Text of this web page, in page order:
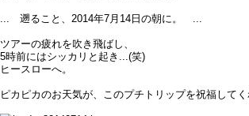
... 遡ること、2014年7月14日の朝に。 ...
ツアーの疲れを吹き飛ばし、
5時前にはシッカリと起き...(笑)
ヒースローへ。
ピカピカのお天気が、このプチトリップを祝福して